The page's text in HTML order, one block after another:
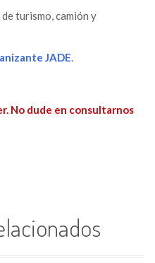
turismo, camión y
JADE.
No dude en consultarnos